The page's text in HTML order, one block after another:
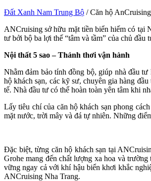
Đất Xanh Nam Trung Bộ / Căn hộ
ANCruising sở hữu mặt tiền biển hiếm có tại
tư bởi bộ ba lợi thế “tâm và tầm” của chủ đầu
Nội thất 5 sao – Thảnh thơi vận hành
Nhằm đảm bảo tính đồng bộ, giúp nhà đầu
hộ khách sạn, các kỹ sư, chuyên gia hàng
tế. Nhà đầu tư có thể hoàn toàn yên tâm khi
Lấy tiêu chí của căn hộ khách sạn phong
mặt nước, trời mây và đá tự nhiên. Những
Đặc biệt, từng căn hộ khách sạn tại
Grohe mang đến chất lượng xa hoa và
vững ngay cả với khí hậu biển khơi khắc
ANCruising Nha Trang.